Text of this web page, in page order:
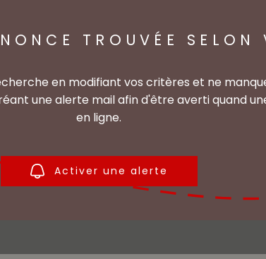
TROUVÉE SELON
en modifiant vos critères et ne
une alerte mail afin d'être averti quand
en ligne.
Activer une alerte